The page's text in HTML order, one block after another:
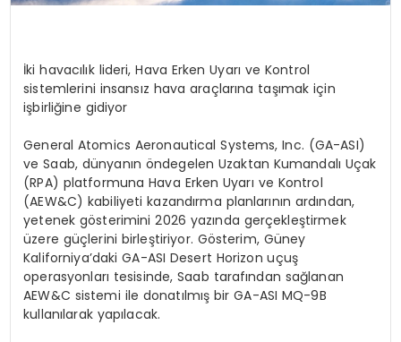
İki havacılık lideri, Hava Erken Uyarı ve Kontrol
sistemlerini insansız hava araçlarına taşımak için
işbirliğine gidiyor
General Atomics Aeronautical Systems, Inc. (GA-ASI)
ve Saab, dünyanın öndegelen Uzaktan Kumandalı Uçak
(RPA) platformuna Hava Erken Uyarı ve Kontrol
(AEW&C) kabiliyeti kazandırma planlarının ardından,
yetenek gösterimini 2026 yazında gerçekleştirmek
üzere güçlerini birleştiriyor. Gösterim, Güney
Kaliforniya’daki GA-ASI Desert Horizon uçuş
operasyonları tesisinde, Saab tarafından sağlanan
AEW&C sistemi ile donatılmış bir GA-ASI MQ-9B
kullanılarak yapılacak.